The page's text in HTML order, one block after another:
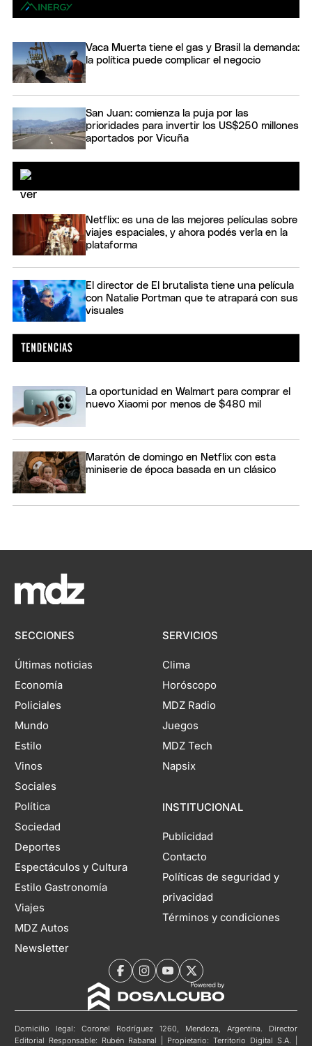
Vaca Muerta tiene el gas y Brasil la demanda:
la política puede complicar el negocio
San Juan: comienza la puja por las
prioridades para invertir los US$250 millones
aportados por Vicuña
Netflix: es una de las mejores películas sobre
viajes espaciales, y ahora podés verla en la
plataforma
El director de El brutalista tiene una película
con Natalie Portman que te atrapará con sus
visuales
La oportunidad en Walmart para comprar el
nuevo Xiaomi por menos de $480 mil
Maratón de domingo en Netflix con esta
miniserie de época basada en un clásico
SECCIONES
Últimas noticias
Economía
Policiales
Mundo
Estilo
Vinos
Sociales
Política
Sociedad
Deportes
Espectáculos y Cultura
Estilo Gastronomía
Viajes
MDZ Autos
Newsletter
SERVICIOS
Clima
Horóscopo
MDZ Radio
Juegos
MDZ Tech
Napsix
INSTITUCIONAL
Publicidad
Contacto
Políticas de seguridad y
privacidad
Términos y condiciones
Domicilio legal: Coronel Rodríguez 1260, Mendoza, Argentina. Director
Editorial Responsable: Rubén Rabanal | Propietario: Territorio Digital S.A. |